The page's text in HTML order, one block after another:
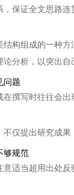
保证全文思路连
结构组成的一种
分析，以突出自
问题
撰写时往往会
仅提出研究成
够规范
适当超用出处